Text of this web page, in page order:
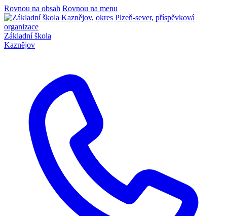
Rovnou na obsah Rovnou na menu
Základní škola
Kaznějov